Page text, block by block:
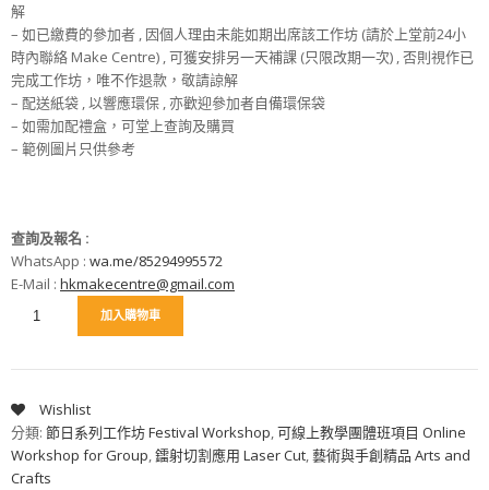
解
– 如已繳費的參加者 , 因個人理由未能如期出席該工作坊 (請於上堂前24小
時內聯絡 Make Centre) , 可獲安排另一天補課 (只限改期一次) , 否則視作已
完成工作坊，唯不作退款，敬請諒解
– 配送紙袋 , 以響應環保 , 亦歡迎參加者自備環保袋
– 如需加配禮盒，可堂上查詢及購買
– 範例圖片只供參考
查詢及報名 :
WhatsApp : wa.me/85294995572
E-Mail : hkmakecentre@gmail.com
加入購物車
Wishlist
分類: 節日系列工作坊 Festival Workshop,可線上教學團體班項目 Online
Workshop for Group,鐳射切割應用 Laser Cut,藝術與手創精品 Arts and
Crafts